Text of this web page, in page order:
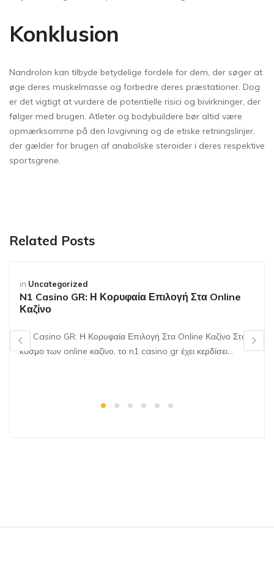
Konklusion
Nandrolon kan tilbyde betydelige fordele for dem, der søger at
øge deres muskelmasse og forbedre deres præstationer. Dog
er det vigtigt at vurdere de potentielle risici og bivirkninger, der
følger med brugen. Atleter og bodybuildere bør altid være
opmærksomme på den lovgivning og de etiske retningslinjer,
der gælder for brugen af anabolske steroider i deres respektive
sportsgrene.
Related Posts
in Uncategorized
N1 Casino GR: Η Κορυφαία Επιλογή Στα Online
Καζίνο
N1 Casino GR: Η Κορυφαία Επιλογή Στα Online Καζίνο Στον
κόσμο των online καζίνο, το n1 casino gr έχει κερδίσει…